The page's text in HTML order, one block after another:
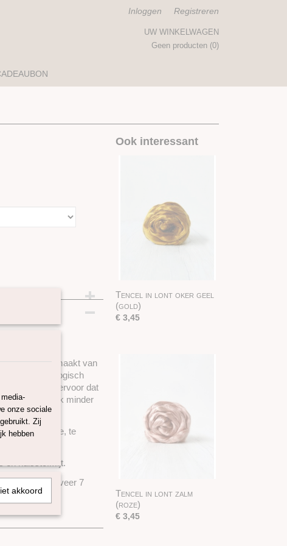
Inloggen Registreren
UW WINKELWAGEN
Geen producten (0)
is gemaakt van
het 100% biologisch
kringloop) ervoor dat
energie en ook minder
als zijde, te
en huisstofmijt.
is ongeveer 7
Ook interessant
Tencel in lont oker geel
(gold)
€ 3,45
Tencel in lont zalm
(roze)
€ 3,45
onze sociale
Zij
hebben
akkoord